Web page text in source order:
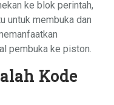
ke blok perintah,
untuk membuka dan
pembuka ke piston.
Kode